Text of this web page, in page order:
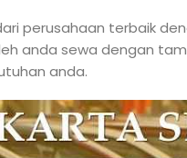
perusahaan terbaik
anda sewa dengan
anda.